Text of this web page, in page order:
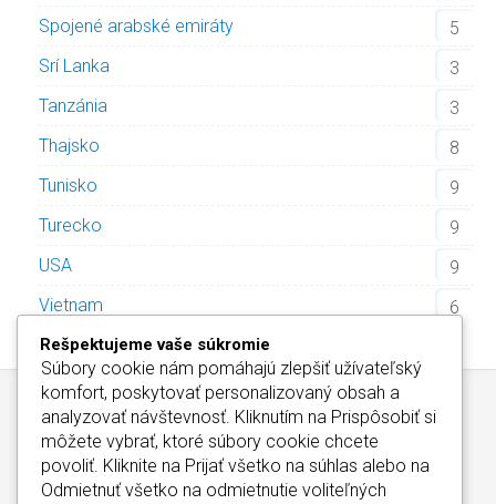
Spojené arabské emiráty
5
Srí Lanka
3
Tanzánia
3
Thajsko
8
Tunisko
9
Turecko
9
USA
9
Vietnam
6
Wellness Hotely Slovensko/Informácie o Cookies
Rešpektujeme vaše súkromie
Súbory cookie nám pomáhajú zlepšiť užívateľský
komfort, poskytovať personalizovaný obsah a
analyzovať návštevnosť. Kliknutím na Prispôsobiť si
môžete vybrať, ktoré súbory cookie chcete
povoliť. Kliknite na Prijať všetko na súhlas alebo na
Odmietnuť všetko na odmietnutie voliteľných